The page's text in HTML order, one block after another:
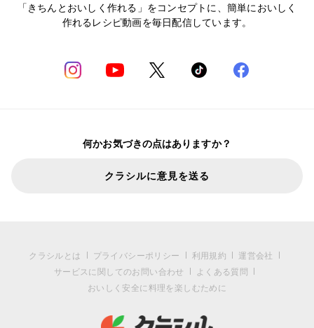
「きちんとおいしく作れる」をコンセプトに、簡単においしく
作れるレシピ動画を毎日配信しています。
何かお気づきの点はありますか？
クラシルに意見を送る
クラシルとは プライバシーポリシー 利用規約
運営会社
サービスに関してのお問い合わせ
よくある質問
おいしく安全に料理を楽しむために